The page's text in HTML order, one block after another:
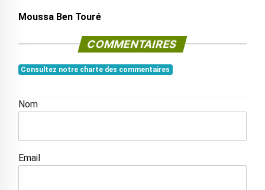
Moussa Ben Touré
COMMENTAIRES
Consultez notre charte des commentaires
Nom
Email